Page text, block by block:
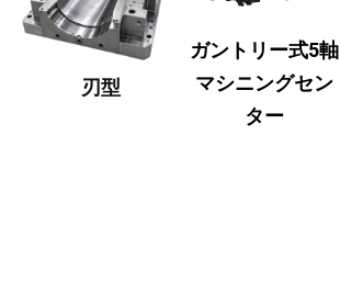
刃型
ガントリー式5軸
マシニングセン
ター